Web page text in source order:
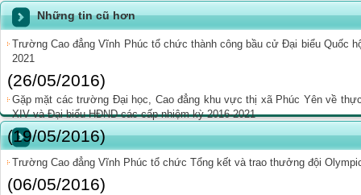
Những tin cũ hơn
Trường Cao đẳng Vĩnh Phúc tổ chức thành công bầu cử Đại biểu Quốc
2021
(26/05/2016)
Gặp mặt các trường Đại học, Cao đẳng khu vực thị xã Phúc Yên về
XIV và Đại biểu HĐND các cấp nhiệm kỳ 2016-2021
(19/05/2016)
Trường Cao đẳng Vĩnh Phúc tổ chức Tổng kết và trao thưởng đội
(06/05/2016)